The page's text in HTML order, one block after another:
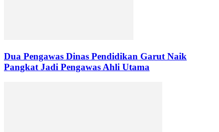
Dua Pengawas Dinas Pendidikan Garut Naik
Pangkat Jadi Pengawas Ahli Utama